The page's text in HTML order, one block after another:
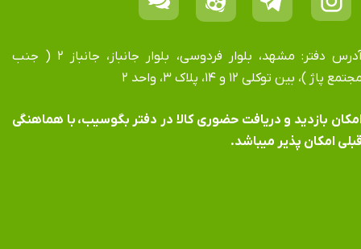
آدرس دفتر: مشهد، بلوار فردوسی، بلوار جانباز، جانباز ۲ ( جنب
پاژ )، بین توکلی ۱۲ و ۱۴، پلاک ۳، واحد ۲
بازدید و دریافت حضوری کالا در دفتر بگوسیب، با هماهنگی
امکان پذیر میباشد.